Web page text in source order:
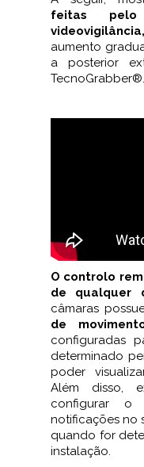
feitas
videovigilância,
aumento
a posterior
TecnoGrabber®.
O controlo
de qualquer
câmaras
de
configuradas
determinado
poder
Além disso,
configurar o
notificações no
quando for
instalação.